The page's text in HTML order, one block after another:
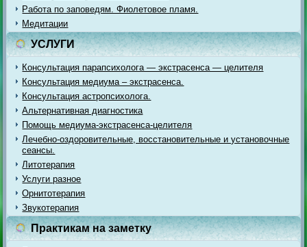
Работа по заповедям. Фиолетовое пламя.
Медитации
УСЛУГИ
Консультация парапсихолога — экстрасенса — целителя
Консультация медиума – экстрасенса.
Консультация астропсихолога.
Альтернативная диагностика
Помощь медиума-экстрасенса-целителя
Лечебно-оздоровительные, восстановительные и установочные
сеансы.
Литотерапия
Услуги разное
Орнитотерапия
Звукотерапия
Практикам на заметку